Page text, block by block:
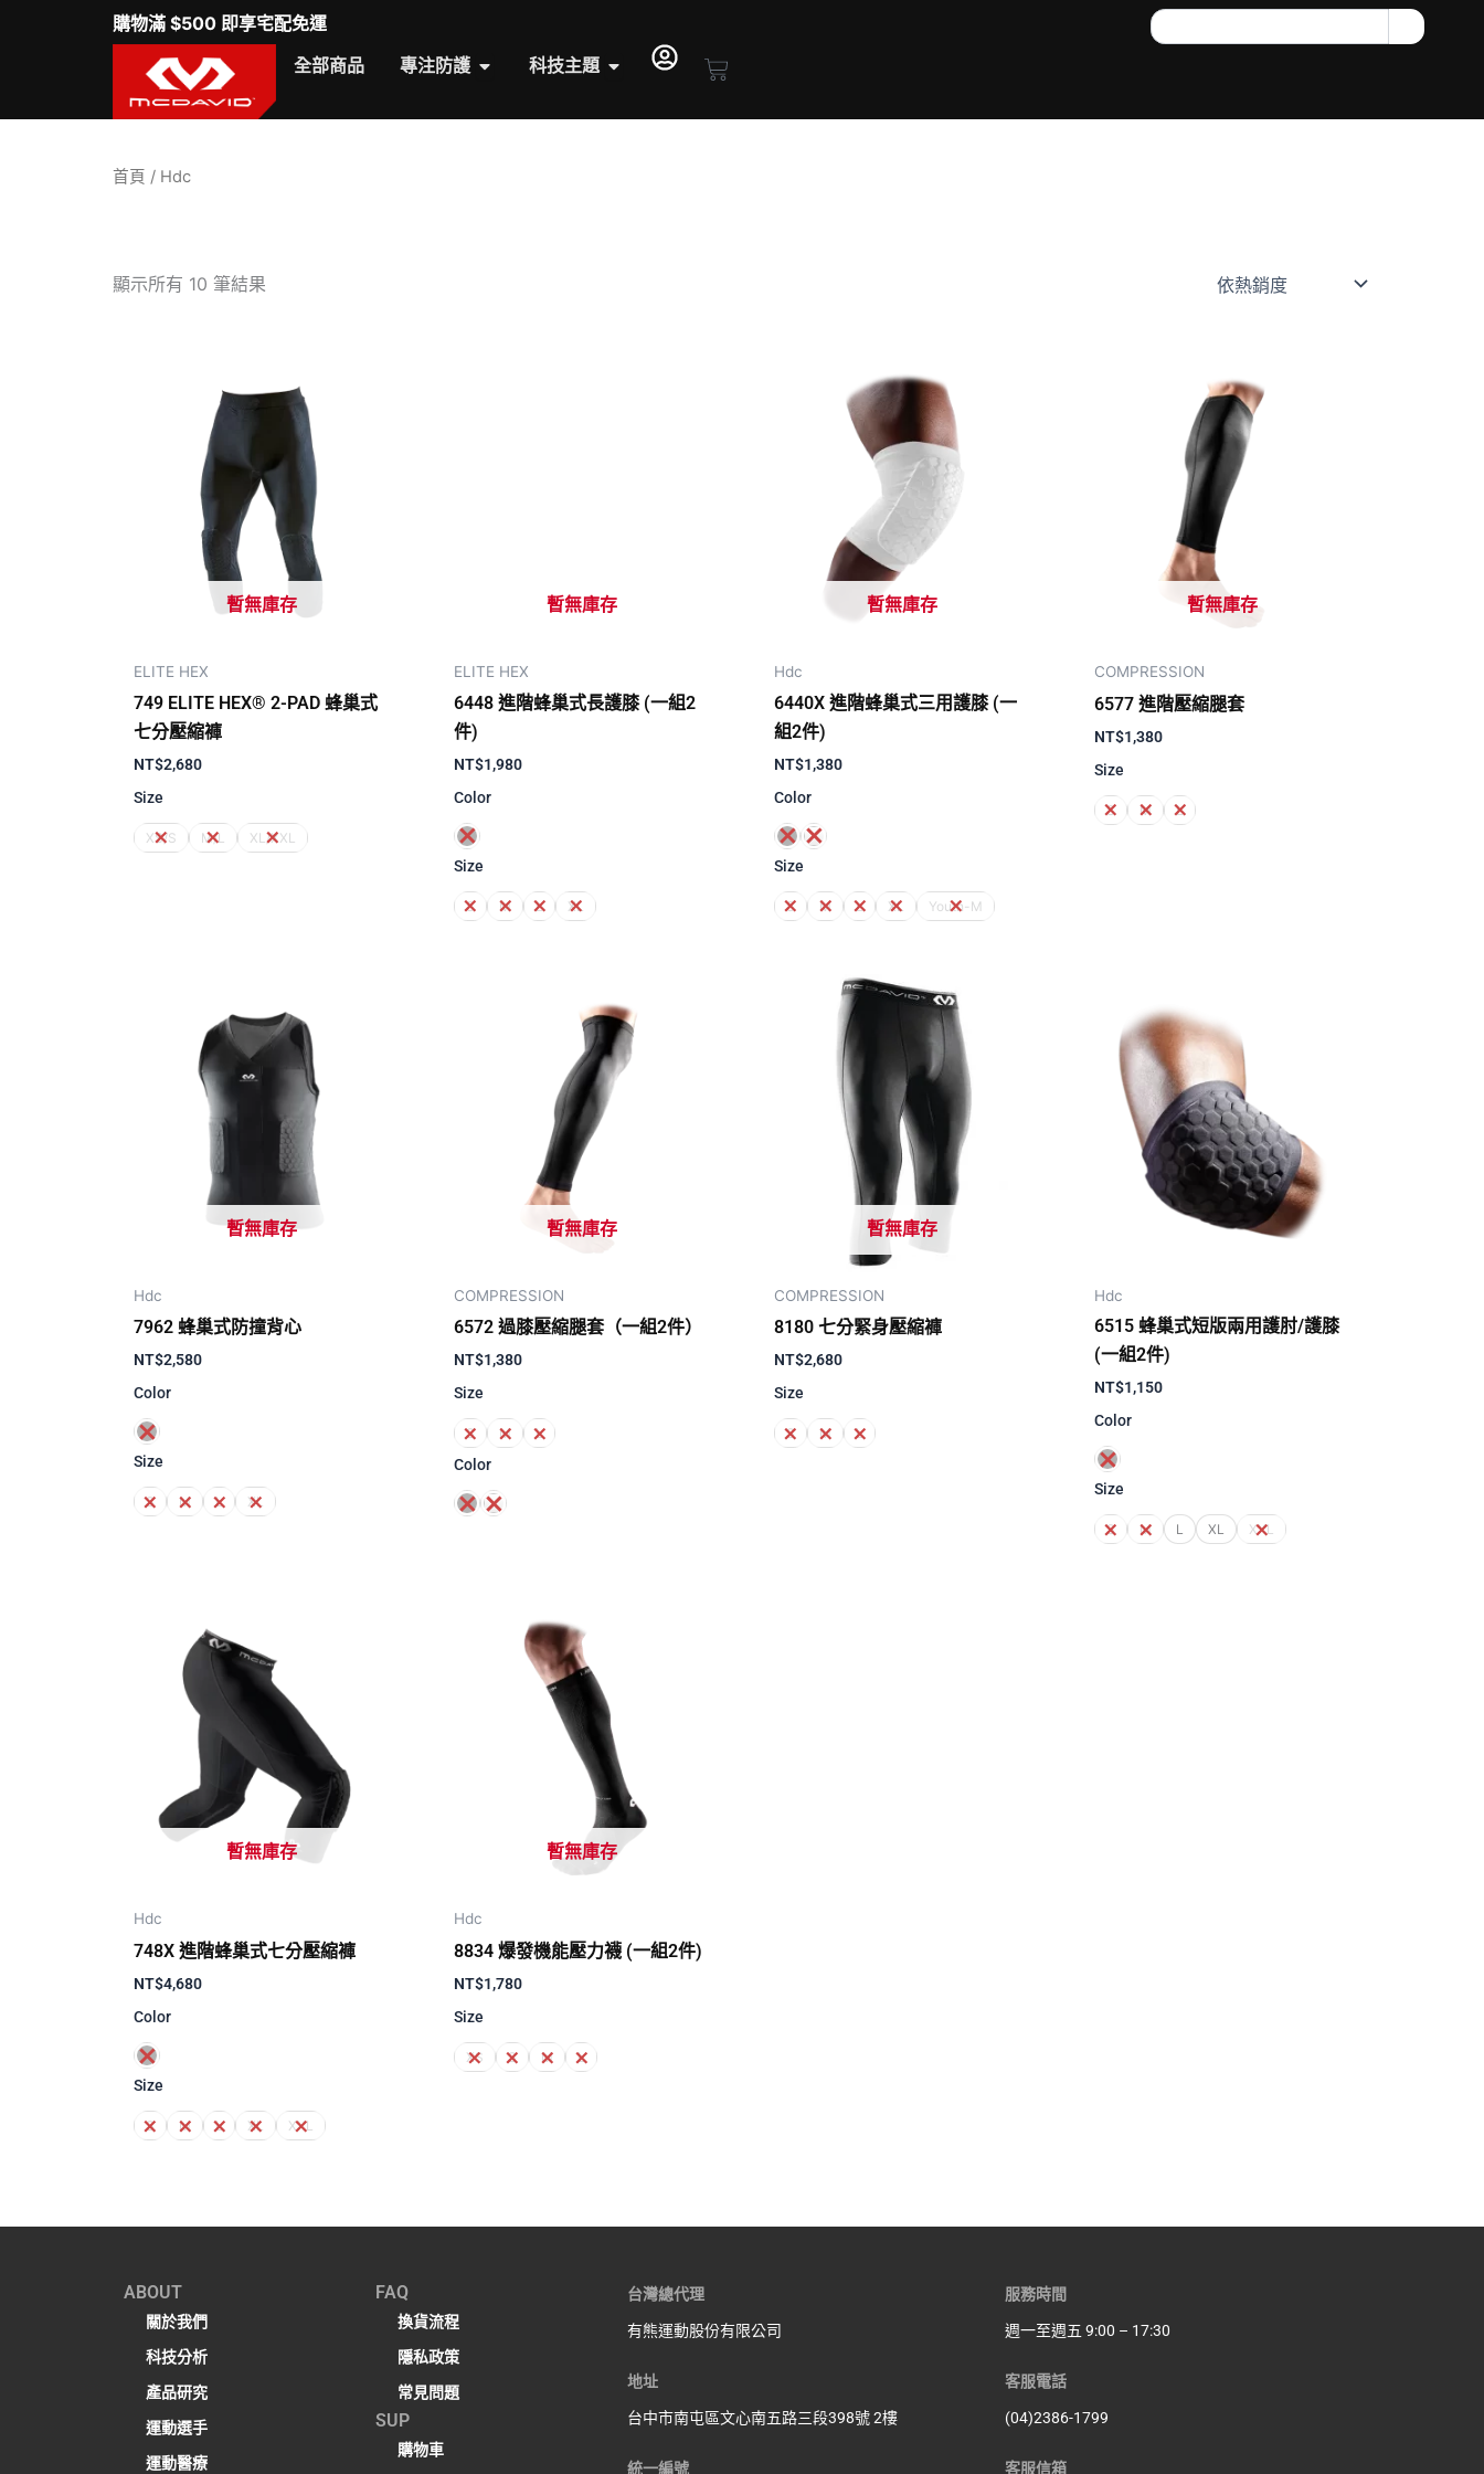
購物滿 $500 即享宅配免運 Search
全部商品 專注防護 Open 專注防護
科技主題 Open 科技主題Cart
首頁 / Hdc
顯示所有 10 筆結果
暫無庫存
ELITE HEX
749 ELITE HEX® 2-PAD 蜂巢式
七分壓縮褲
NT$2,680
Size
XS/S M/L XL/XXL
暫無庫存
ELITE HEX
6448 進階蜂巢式長護膝 (一組2
件)
NT$1,980
Color
Size
S M L XL
暫無庫存
Hdc
6440X 進階蜂巢式三用護膝 (一
組2件)
NT$1,380
Color
Size
S M L XL Youth-M
暫無庫存
COMPRESSION
6577 進階壓縮腿套
NT$1,380
Size
S M L
暫無庫存
Hdc
7962 蜂巢式防撞背心
NT$2,580
Color
Size
S M L XL
暫無庫存
COMPRESSION
6572 過膝壓縮腿套（一組2件）
NT$1,380
Size
S M L
Color
暫無庫存
COMPRESSION
8180 七分緊身壓縮褲
NT$2,680
Size
S M L
Hdc
6515 蜂巢式短版兩用護肘/護膝
(一組2件)
NT$1,150
Color
Size
S M L XL XXL
暫無庫存
Hdc
748X 進階蜂巢式七分壓縮褲
NT$4,680
Color
Size
S M L XL XXL
暫無庫存
Hdc
8834 爆發機能壓力襪 (一組2件)
NT$1,780
Size
XS S M L
ABOUT
關於我們
科技分析
產品研究
運動選手
運動醫療
FAQ
換貨流程
隱私政策
常見問題
SUP
購物車
台灣總代理
有熊運動股份有限公司
地址
台中市南屯區文心南五路三段398號 2樓
統一編號
服務時間
週一至週五 9:00 – 17:30
客服電話
(04)2386-1799
客服信箱